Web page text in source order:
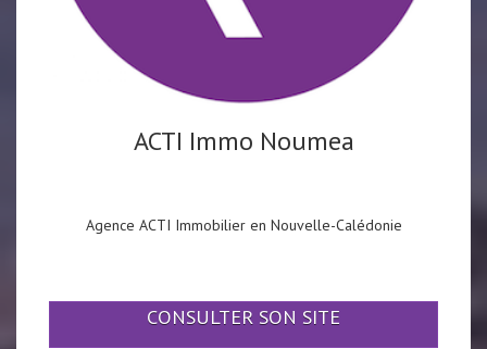
ACTI Immo Noumea
Agence ACTI Immobilier en Nouvelle-Calédonie
CONSULTER SON SITE